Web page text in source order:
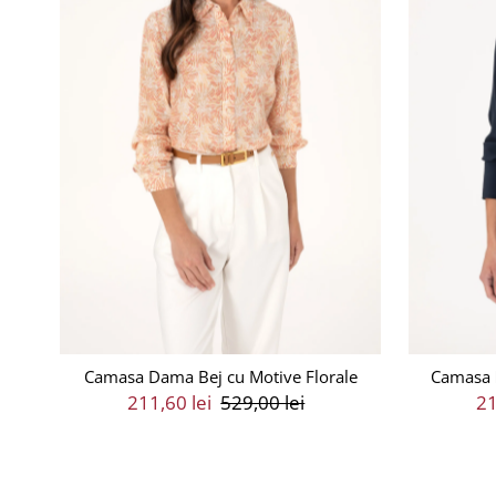
Camasa Dama Bej cu Motive Florale
Preț
211,60 lei Preț
529,00 lei